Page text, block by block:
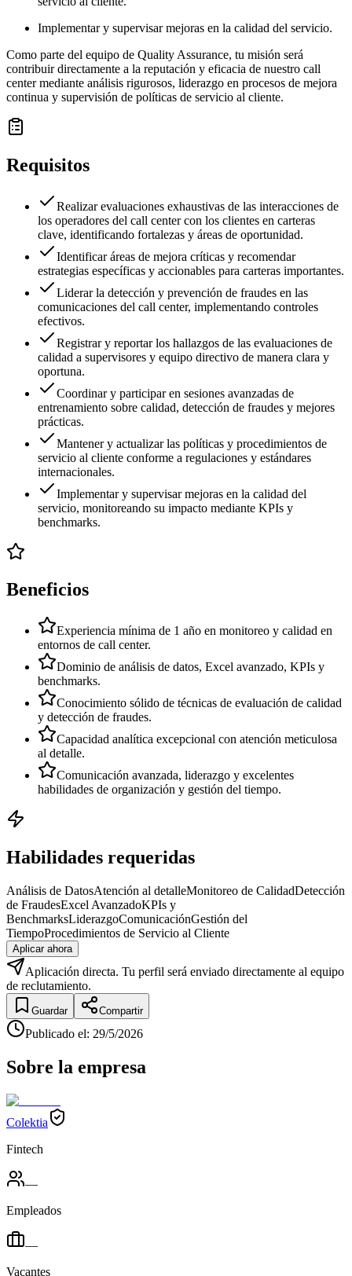
Implementar y supervisar mejoras en la calidad del servicio.
Como parte del equipo de Quality Assurance, tu misión será
contribuir directamente a la reputación y eficacia de nuestro call
center mediante análisis rigurosos, liderazgo en procesos de mejora
continua y supervisión de políticas de servicio al cliente.
Requisitos
Realizar evaluaciones exhaustivas de las interacciones de
los operadores del call center con los clientes en carteras
clave, identificando fortalezas y áreas de oportunidad.
Identificar áreas de mejora críticas y recomendar
estrategias específicas y accionables para carteras importantes.
Liderar la detección y prevención de fraudes en las
comunicaciones del call center, implementando controles
efectivos.
Registrar y reportar los hallazgos de las evaluaciones de
calidad a supervisores y equipo directivo de manera clara y
oportuna.
Coordinar y participar en sesiones avanzadas de
entrenamiento sobre calidad, detección de fraudes y mejores
prácticas.
Mantener y actualizar las políticas y procedimientos de
servicio al cliente conforme a regulaciones y estándares
internacionales.
Implementar y supervisar mejoras en la calidad del
servicio, monitoreando su impacto mediante KPIs y
benchmarks.
Beneficios
Experiencia mínima de 1 año en monitoreo y calidad en
entornos de call center.
Dominio de análisis de datos, Excel avanzado, KPIs y
benchmarks.
Conocimiento sólido de técnicas de evaluación de calidad
y detección de fraudes.
Capacidad analítica excepcional con atención meticulosa
al detalle.
Comunicación avanzada, liderazgo y excelentes
habilidades de organización y gestión del tiempo.
Habilidades requeridas
Análisis de DatosAtención al detalleMonitoreo de CalidadDetección
de FraudesExcel AvanzadoKPIs y
BenchmarksLiderazgoComunicaciónGestión del
TiempoProcedimientos de Servicio al Cliente
Aplicar ahora
Aplicación directa. Tu perfil será enviado directamente al equipo
de reclutamiento.
Guardar Compartir
Publicado el: 29/5/2026
Sobre la empresa
Colektia
Fintech
—
Empleados
—
Vacantes